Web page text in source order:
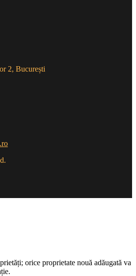
2, București
orice proprietate nouă adăugată va